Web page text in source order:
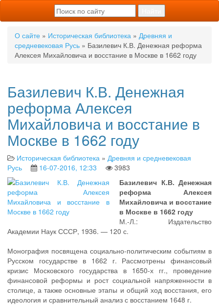
О сайте » Историческая библиотека » Древняя и
средневековая Русь » Базилевич К.В. Денежная реформа
Алексея Михайловича и восстание в Москве в 1662 году
Базилевич К.В. Денежная
реформа Алексея
Михайловича и восстание в
Москве в 1662 году
Историческая библиотека » Древняя и средневековая
Русь
16-07-2016, 12:33
3983
Базилевич К.В. Денежная
реформа Алексея
Михайловича и восстание
в Москве в 1662 году
М.-Л.: Издательство
Академии Наук СССР, 1936. — 120 с.
Монография посвящена социально-политическим событиям в
Русском государстве в 1662 г. Рассмотрены финансовый
кризис Московского государства в 1650-х гг., проведение
финансовой реформы и рост социальной напряженности в
столице, а также основные этапы и общий ход восстания, его
идеология и сравнительный анализ с восстанием 1648 г.